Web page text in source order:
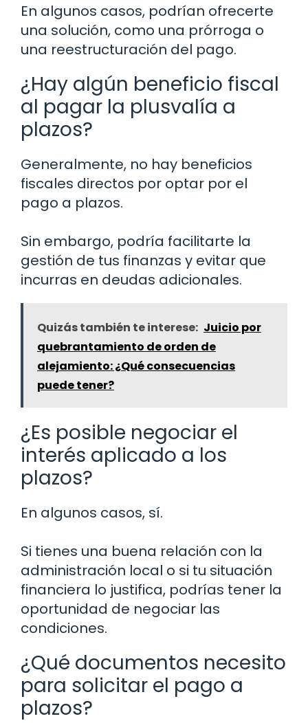
En algunos casos, podrían ofrecerte
una solución, como una prórroga o
una reestructuración del pago.
¿Hay algún beneficio fiscal
al pagar la plusvalía a
plazos?
Generalmente, no hay beneficios
fiscales directos por optar por el
pago a plazos.
Sin embargo, podría facilitarte la
gestión de tus finanzas y evitar que
incurras en deudas adicionales.
Quizás también te interese: Juicio por
quebrantamiento de orden de
alejamiento: ¿Qué consecuencias
puede tener?
¿Es posible negociar el
interés aplicado a los
plazos?
En algunos casos, sí.
Si tienes una buena relación con la
administración local o si tu situación
financiera lo justifica, podrías tener la
oportunidad de negociar las
condiciones.
¿Qué documentos necesito
para solicitar el pago a
plazos?